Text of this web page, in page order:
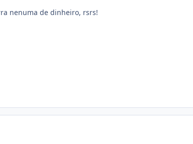
nenuma de dinheiro, rsrs!